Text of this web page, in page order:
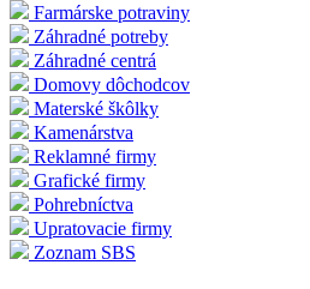
Farmárske potraviny
Záhradné potreby
Záhradné centrá
Domovy dôchodcov
Materské škôlky
Kamenárstva
Reklamné firmy
Grafické firmy
Pohrebníctva
Upratovacie firmy
Zoznam SBS